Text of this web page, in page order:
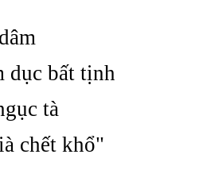
dục bất tịnh
tà
chết khổ"